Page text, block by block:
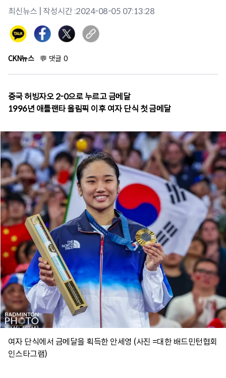
최신뉴스 | 작성시간 :2024-08-05 07:13:28
CKN뉴스 💬 댓글 0
중국 허빙자오 2-0으로 누르고 금메달
1996년 애틀랜타 올림픽 이후 여자 단식 첫 금메달
여자 단식에서 금메달을 획득한 안세영 (사진 =대한 배드민턴협회
인스타그램)